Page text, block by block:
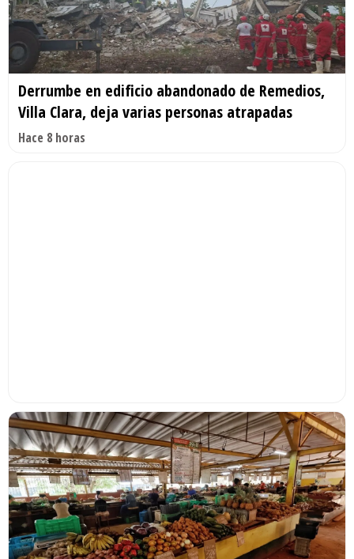
Derrumbe en edificio abandonado de Remedios,
Villa Clara, deja varias personas atrapadas
Hace 8 horas